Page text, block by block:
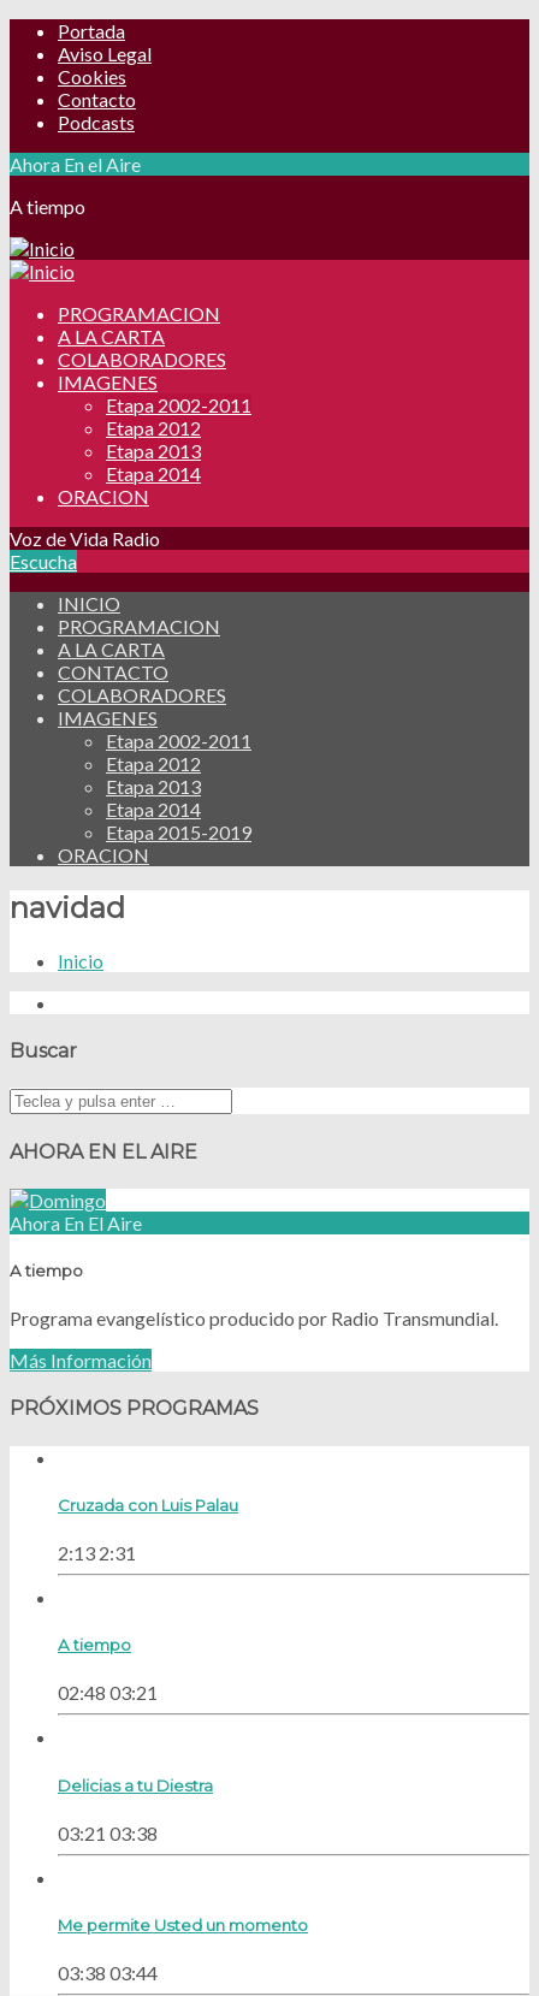
Portada
Aviso Legal
Cookies
Contacto
Podcasts
Ahora En el Aire
A tiempo
PROGRAMACION
A LA CARTA
COLABORADORES
IMAGENES
Etapa 2002-2011
Etapa 2012
Etapa 2013
Etapa 2014
ORACION
Voz de Vida Radio
Escucha
INICIO
PROGRAMACION
A LA CARTA
CONTACTO
COLABORADORES
IMAGENES
Etapa 2002-2011
Etapa 2012
Etapa 2013
Etapa 2014
Etapa 2015-2019
ORACION
navidad
Inicio
Buscar
AHORA EN EL AIRE
Ahora En El Aire
A tiempo
Programa evangelístico producido por Radio Transmundial.
Más Información
PRÓXIMOS PROGRAMAS
Cruzada con Luis Palau
2:13 2:31
A tiempo
02:48 03:21
Delicias a tu Diestra
03:21 03:38
Me permite Usted un momento
03:38 03:44